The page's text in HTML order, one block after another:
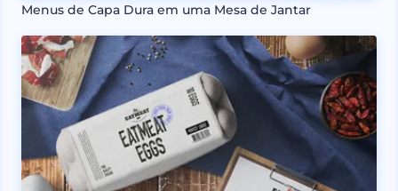
Menus de Capa Dura em uma Mesa de Jantar